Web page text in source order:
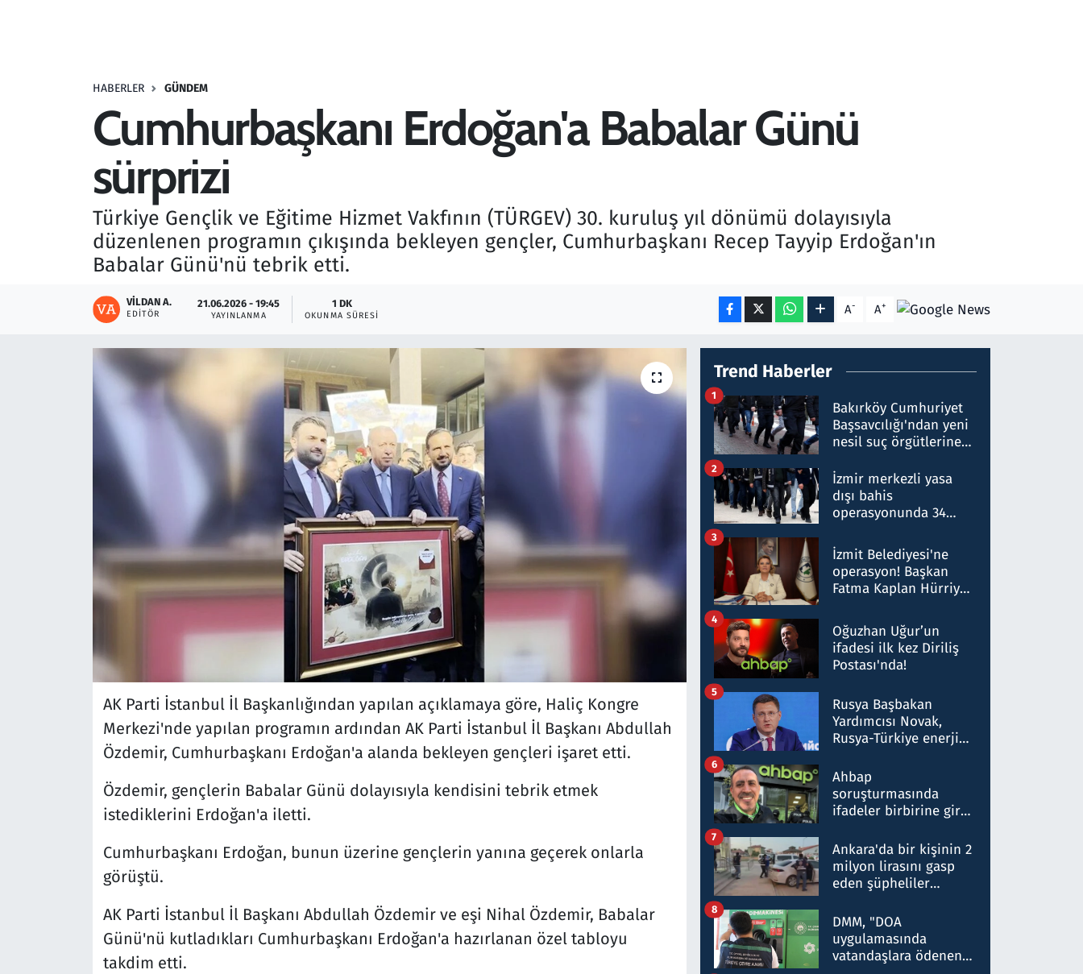
HABERLER GÜNDEM
Cumhurbaşkanı Erdoğan'a Babalar Günü
sürprizi
Türkiye Gençlik ve Eğitime Hizmet Vakfının (TÜRGEV) 30. kuruluş yıl dönümü dolayısıyla
düzenlenen programın çıkışında bekleyen gençler, Cumhurbaşkanı Recep Tayyip Erdoğan'ın
Babalar Günü'nü tebrik etti.
VILDAN A.
EDITÖR
21.06.2026 - 19:45
YAYINLANMA
1 DK
OKUNMA SÜRESI A- A+
AK Parti İstanbul İl Başkanlığından yapılan açıklamaya göre, Haliç Kongre
Merkezi'nde yapılan programın ardından AK Parti İstanbul İl Başkanı Abdullah
Özdemir, Cumhurbaşkanı Erdoğan'a alanda bekleyen gençleri işaret etti.
Özdemir, gençlerin Babalar Günü dolayısıyla kendisini tebrik etmek
istediklerini Erdoğan'a iletti.
Cumhurbaşkanı Erdoğan, bunun üzerine gençlerin yanına geçerek onlarla
görüştü.
AK Parti İstanbul İl Başkanı Abdullah Özdemir ve eşi Nihal Özdemir, Babalar
Günü'nü kutladıkları Cumhurbaşkanı Erdoğan'a hazırlanan özel tabloyu
takdim etti.
Trend Haberler
Bakırköy Cumhuriyet
Başsavcılığı'ndan yeni
nesil suç örgütlerine
hakkında gözaltı kararı
1
İzmir merkezli yasa
dışı bahis
operasyonunda 34
Milyar liralık para
trafiği tespit edildi
2
İzmit Belediyesi'ne
operasyon! Başkan
Fatma Kaplan Hürriyet
3
Oğuzhan Uğur’un
ifadesi ilk kez Diriliş
Postası'nda!
4
Rusya Başbakan
Yardımcısı Novak,
Rusya-Türkiye enerji
nitelikte olduğunu
belirtti
5
Ahbap
soruşturmasında
ifadeler birbirine girdi:
ifadelerinden ortaya
çıkan tablo şok etti
6
Ankara'da bir kişinin 2
milyon lirasını gasp
eden şüpheliler
7
DMM, "DOA
uygulamasında
vatandaşlara ödenen
8
Savunma Sanayi
Televizyon